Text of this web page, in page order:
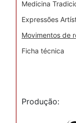
Medicina
Expressões
Movimentos de
Ficha técnica
Produção: